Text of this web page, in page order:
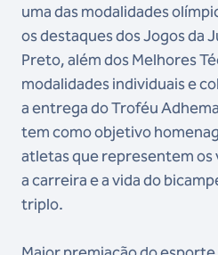
uma das modalidades
os destaques dos Jogos da
Preto, além dos Melhores
modalidades individuais e
a entrega do Troféu
tem como objetivo
atletas que representem os
a carreira e a vida do
triplo.